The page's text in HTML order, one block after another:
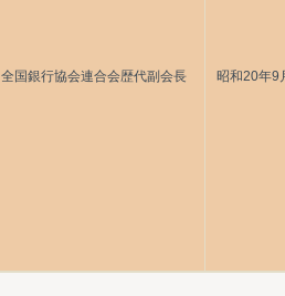
全国銀行協会連合会歴代副会長 昭和20年9